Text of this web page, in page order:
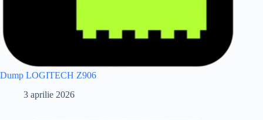
Dump LOGITECH Z906
3 aprilie 2026